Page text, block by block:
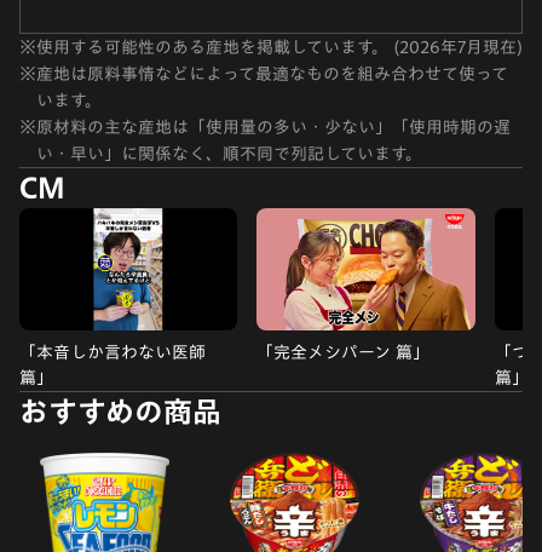
※使用する可能性のある産地を掲載しています。 (2026年7月現在)
※産地は原料事情などによって最適なものを組み合わせて使って
います。
※原材料の主な産地は「使用量の多い・少ない」「使用時期の遅
い・早い」に関係なく、順不同で列記しています。
CM
「本音しか言わない医師
篇」
「完全メシパーン 篇」
「つ
篇」
おすすめの商品